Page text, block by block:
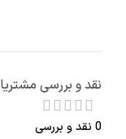
نقد و بررسی
0 نقد و بررسی